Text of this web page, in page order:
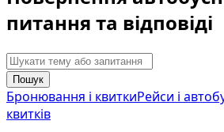
питання та відповіді
Пошук
Бронювання і квиткиРейси і
квитків